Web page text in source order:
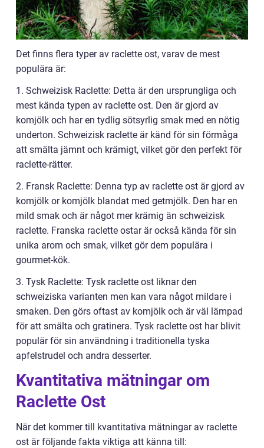
Det finns flera typer av raclette ost, varav de mest
populära är:
1. Schweizisk Raclette: Detta är den ursprungliga och
mest kända typen av raclette ost. Den är gjord av
komjölk och har en tydlig sötsyrlig smak med en nötig
underton. Schweizisk raclette är känd för sin förmåga
att smälta jämnt och krämigt, vilket gör den perfekt för
raclette-rätter.
2. Fransk Raclette: Denna typ av raclette ost är gjord av
komjölk or komjölk blandat med getmjölk. Den har en
mild smak och är något mer krämig än schweizisk
raclette. Franska raclette ostar är också kända för sin
unika arom och smak, vilket gör dem populära i
gourmet-kök.
3. Tysk Raclette: Tysk raclette ost liknar den
schweiziska varianten men kan vara något mildare i
smaken. Den görs oftast av komjölk och är väl lämpad
för att smälta och gratinera. Tysk raclette ost har blivit
populär för sin användning i traditionella tyska
apfelstrudel och andra desserter.
Kvantitativa mätningar om
Raclette Ost
När det kommer till kvantitativa mätningar av raclette
ost är följande fakta viktiga att känna till: